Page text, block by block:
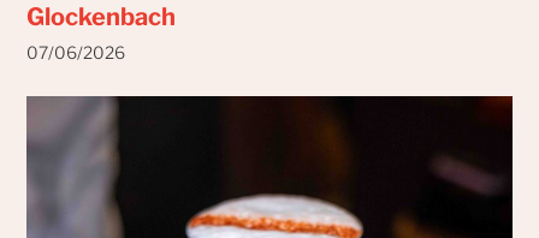
Glockenbach
07/06/2026